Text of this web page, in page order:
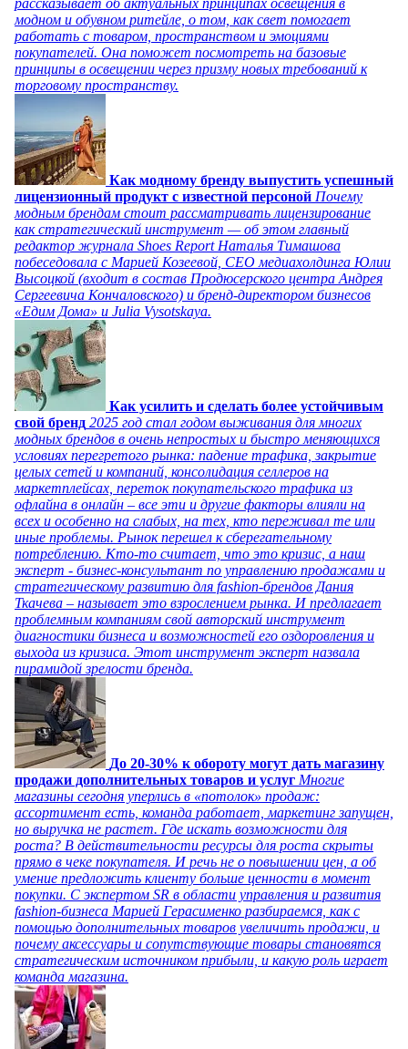
рассказывает об актуальных принципах освещения в
модном и обувном ритейле, о том, как свет помогает
работать с товаром, пространством и эмоциями
покупателей. Она поможет посмотреть на базовые
принципы в освещении через призму новых требований к
торговому пространству.
Как модному бренду выпустить успешный
лицензионный продукт с известной персоной Почему
модным брендам стоит рассматривать лицензирование
как стратегический инструмент — об этом главный
редактор журнала Shoes Report Наталья Тимашова
побеседовала с Марией Козеевой, СЕО медиахолдинга Юлии
Высоцкой (входит в состав Продюсерского центра Андрея
Сергеевича Кончаловского) и бренд-директором бизнесов
«Едим Дома» и Julia Vysotskaya.
Как усилить и сделать более устойчивым
свой бренд 2025 год стал годом выживания для многих
модных брендов в очень непростых и быстро меняющихся
условиях перегретого рынка: падение трафика, закрытие
целых сетей и компаний, консолидация селлеров на
маркетплейсах, переток покупательского трафика из
офлайна в онлайн – все эти и другие факторы влияли на
всех и особенно на слабых, на тех, кто переживал те или
иные проблемы. Рынок перешел к сберегательному
потреблению. Кто-то считает, что это кризис, а наш
эксперт - бизнес-консультант по управлению продажами и
стратегическому развитию для fashion-брендов Дания
Ткачева – называет это взрослением рынка. И предлагает
проблемным компаниям свой авторский инструмент
диагностики бизнеса и возможностей его оздоровления и
выхода из кризиса. Этот инструмент эксперт назвала
пирамидой зрелости бренда.
До 20-30% к обороту могут дать магазину
продажи дополнительных товаров и услуг Многие
магазины сегодня уперлись в «потолок» продаж:
ассортимент есть, команда работает, маркетинг запущен,
но выручка не растет. Где искать возможности для
роста? В действительности ресурсы для роста скрыты
прямо в чеке покупателя. И речь не о повышении цен, а об
умение предложить клиенту больше ценности в момент
покупки. С экспертом SR в области управления и развития
fashion-бизнеса Марией Герасименко разбираемся, как с
помощью дополнительных товаров увеличить продажи, и
почему аксессуары и сопутствующие товары становятся
стратегическим источником прибыли, и какую роль играет
команда магазина.